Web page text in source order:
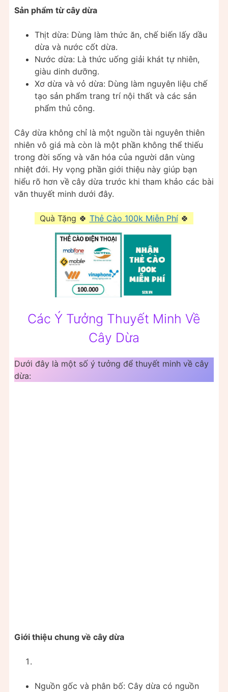
Sản phẩm từ cây dừa
Thịt dừa: Dùng làm thức ăn, chế biến lấy dầu
dừa và nước cốt dừa.
Nước dừa: Là thức uống giải khát tự nhiên,
giàu dinh dưỡng.
Xơ dừa và vỏ dừa: Dùng làm nguyên liệu chế
tạo sản phẩm trang trí nội thất và các sản
phẩm thủ công.
Cây dừa không chỉ là một nguồn tài nguyên thiên
nhiên vô giá mà còn là một phần không thể thiếu
trong đời sống và văn hóa của người dân vùng
nhiệt đới. Hy vọng phần giới thiệu này giúp bạn
hiểu rõ hơn về cây dừa trước khi tham khảo các bài
văn thuyết minh dưới đây.
Quà Tặng 🍀 Thẻ Cào 100k Miễn Phí🍀
Các Ý Tưởng Thuyết Minh Về
Cây Dừa
Dưới đây là một số ý tưởng để thuyết minh về cây
dừa:
Giới thiệu chung về cây dừa
Nguồn gốc và phân bố: Cây dừa có nguồn